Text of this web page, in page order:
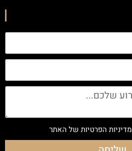
מדיניות הפרטיות של האתר